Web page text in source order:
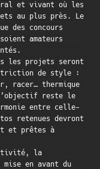
et vivant où les
au plus près. Le
des concours
amateurs
les projets seront
de style :
racer… thermique
reste le
entre celle-
retenues devront
et prêtes à
la
en avant du